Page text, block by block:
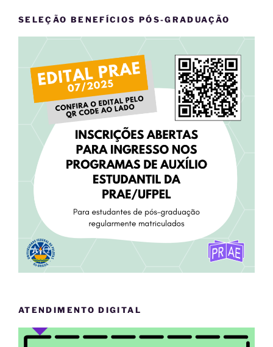
SELEÇÃO BENEFÍCIOS PÓS-GRADUAÇÃO
ATENDIMENTO DIGITAL